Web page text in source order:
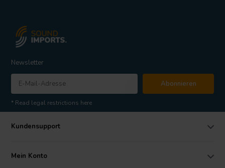
Newsletter
Abonnieren
* Read legal restrictions here
Kundensupport
Mein Konto